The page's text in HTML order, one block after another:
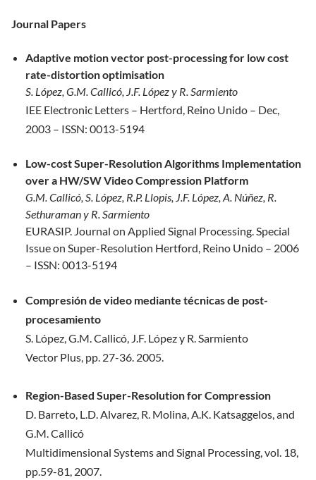
Journal Papers
Adaptive motion vector post-processing for low cost
rate-distortion optimisation
S. López, G.M. Callicó, J.F. López y R. Sarmiento
IEE Electronic Letters – Hertford, Reino Unido – Dec,
2003 – ISSN: 0013-5194
Low-cost Super-Resolution Algorithms Implementation
over a HW/SW Video Compression Platform
G.M. Callicó, S. López, R.P. Llopis, J.F. López, A. Núñez, R.
Sethuraman y R. Sarmiento
EURASIP. Journal on Applied Signal Processing. Special
Issue on Super-Resolution Hertford, Reino Unido – 2006
– ISSN: 0013-5194
Compresión de video mediante técnicas de post-
procesamiento
S. López, G.M. Callicó, J.F. López y R. Sarmiento
Vector Plus, pp. 27-36. 2005.
Region-Based Super-Resolution for Compression
D. Barreto, L.D. Alvarez, R. Molina, A.K. Katsaggelos, and
G.M. Callicó
Multidimensional Systems and Signal Processing, vol. 18,
pp.59-81, 2007.